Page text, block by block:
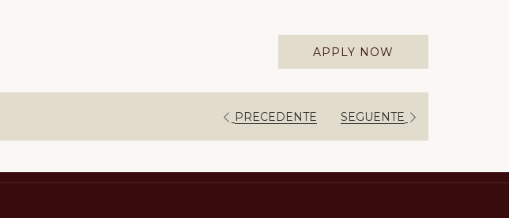
APPLY NOW
PRECEDENTE SEGUENTE